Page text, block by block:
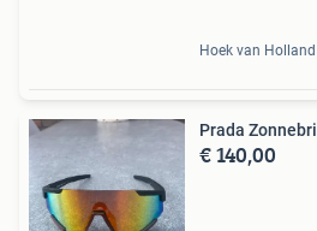
Hoek van Holland
Prada Zonnebril
€ 140,00